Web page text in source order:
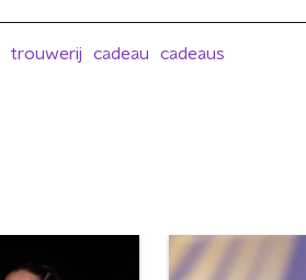
trouwerij cadeau cadeaus